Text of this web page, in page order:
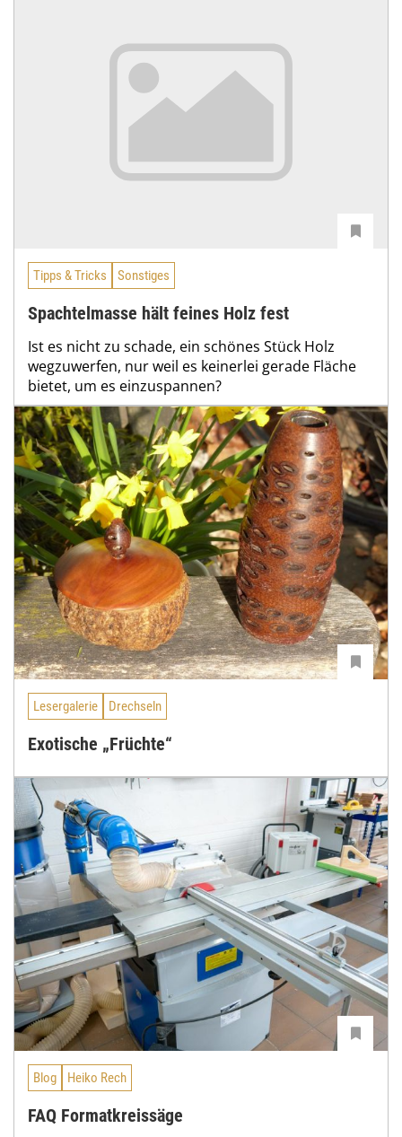
Tipps & Tricks Sonstiges
Spachtelmasse hält feines Holz fest
Ist es nicht zu schade, ein schönes Stück Holz
wegzuwerfen, nur weil es keinerlei gerade Fläche
bietet, um es einzuspannen?
Lesergalerie Drechseln
Exotische „Früchte“
Blog Heiko Rech
FAQ Formatkreissäge